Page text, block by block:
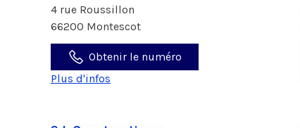
4 rue Roussillon
66200 Montescot
Obtenir le numéro
Plus d'infos